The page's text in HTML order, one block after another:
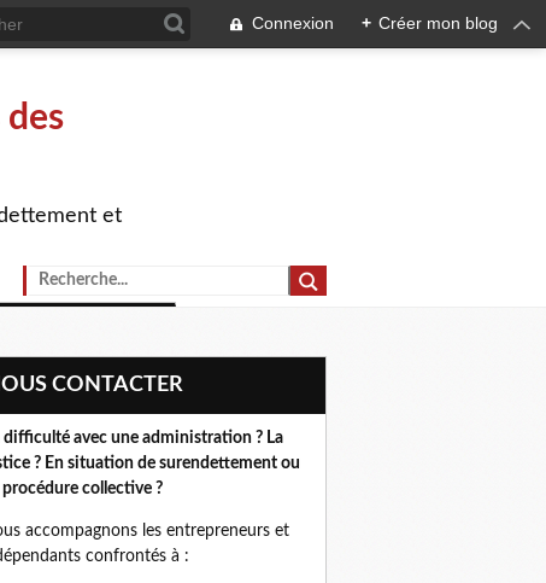
Connexion + Créer mon blog
et
NOUS CONTACTER
difficulté avec une administration ? La
? En situation de surendettement ou
procédure collective ?
accompagnons les entrepreneurs et
confrontés à :